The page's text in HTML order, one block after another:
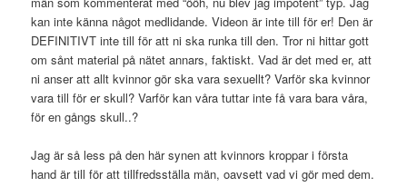
kan inte känna något medlidande. Videon är inte till för er! Den är
DEFINITIVT inte till för att ni ska runka till den. Tror ni hittar gott
om sånt material på nätet annars, faktiskt. Vad är det med er, att
ni anser att allt kvinnor gör ska vara sexuellt? Varför ska kvinnor
vara till för er skull? Varför kan våra tuttar inte få vara bara våra,
för en gångs skull..?
Jag är så less på den här synen att kvinnors kroppar i första
hand är till för att tillfredsställa män, oavsett vad vi gör med dem.